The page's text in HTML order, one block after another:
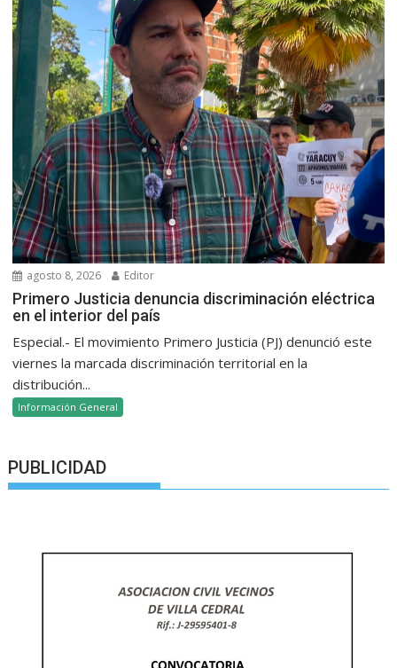
agosto 8, 2026 Editor
Primero Justicia denuncia discriminación eléctrica
en el interior del país
Especial.- El movimiento Primero Justicia (PJ) denunció este
viernes la marcada discriminación territorial en la
distribución...
Información General
PUBLICIDAD